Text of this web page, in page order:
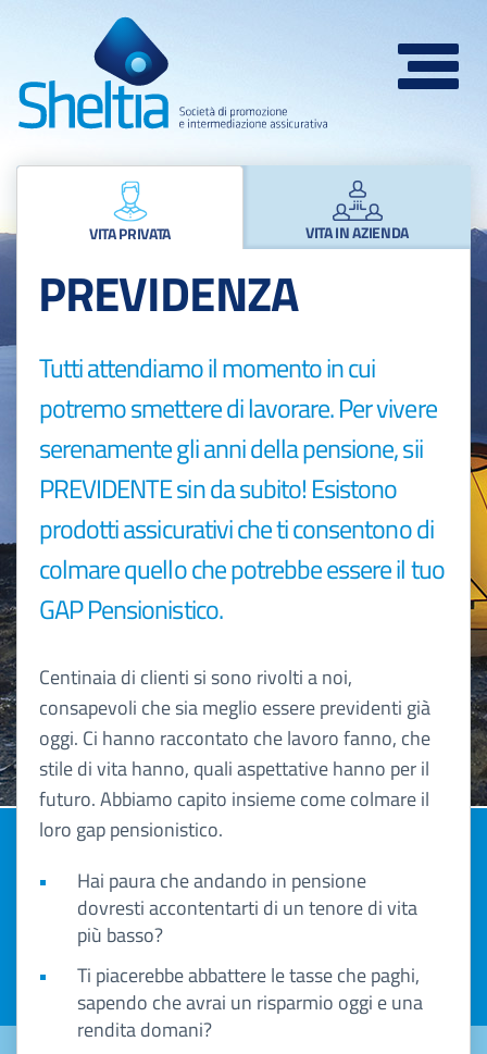
Toggle
VITA PRIVATA VITA IN AZIENDA
PREVIDENZA
Tutti attendiamo il momento in cui
potremo smettere di lavorare. Per vivere
serenamente gli anni della pensione, sii
PREVIDENTE sin da subito! Esistono
prodotti assicurativi che ti consentono di
colmare quello che potrebbe essere il tuo
GAP Pensionistico.
Centinaia di clienti si sono rivolti a noi,
consapevoli che sia meglio essere previdenti già
oggi. Ci hanno raccontato che lavoro fanno, che
stile di vita hanno, quali aspettative hanno per il
futuro. Abbiamo capito insieme come colmare il
loro gap pensionistico.
Hai paura che andando in pensione
dovresti accontentarti di un tenore di vita
più basso?
Ti piacerebbe abbattere le tasse che paghi,
sapendo che avrai un risparmio oggi e una
rendita domani?